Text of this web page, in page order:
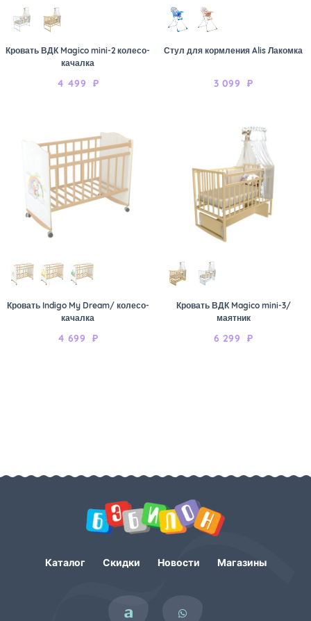
Кровать ВДК Magico mini-2 колесо-
качалка
4 499 ₽
Стул для кормления Alis Лакомка
3 099 ₽
Кровать Indigo My Dream/ колесо-
качалка
4 699 ₽
Кровать ВДК Magico mini-3/
маятник
6 299 ₽
Каталог Скидки Новости Магазины